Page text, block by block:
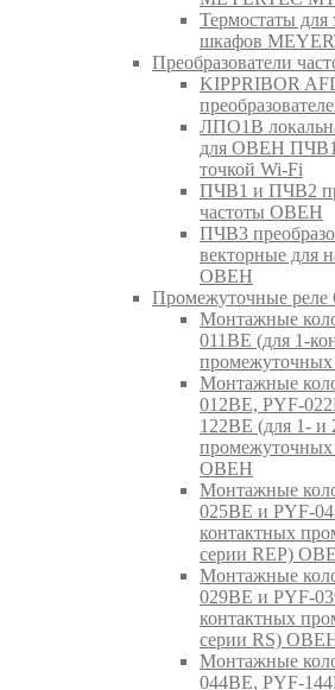
Термостаты для
шкафов
Преобразователи
KIPPRIBOR
ЛПО1В
для ОВЕН
точкой Wi-Fi
ПЧВ1 и ПЧВ2
частоты ОВЕН
ПЧВ3
векторные для
ОВЕН
Промежуточные
Монтажные
011BE (для 1-
Монтажные
012BE, PYF-
122BE (для 1- и
промежуточных
ОВЕН
Монтажные
025BE и PYF-
контактных
серии REP)
Монтажные
029BE и PYF-
контактных
серии RS)
Монтажные
044BE, PYF-